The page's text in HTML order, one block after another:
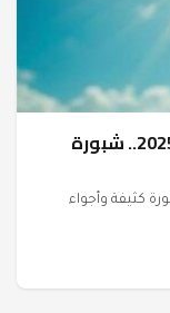
الطقس غدًا في مصر السبت 1 نوفمبر 2025.. شبورة
السبت 1 نوفمبر 2025.. شبورة كثيفة وأجواء